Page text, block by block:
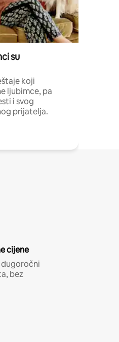
su
koji
ljubimce, pa
i svog
prijatelja.
cijene
dugoročni
bez